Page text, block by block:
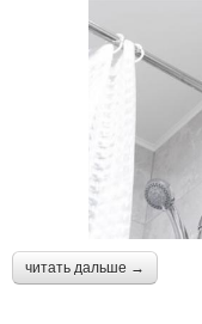
читать дальше →